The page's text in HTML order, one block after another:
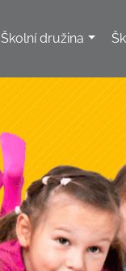
Školní družina